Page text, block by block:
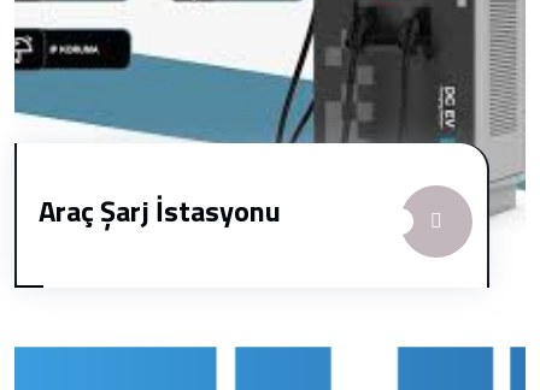
Araç Şarj İstasyonu